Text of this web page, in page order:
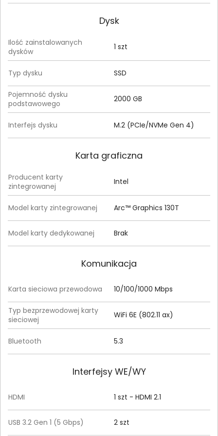
Dysk
Ilość zainstalowanych
dysków
1 szt
Typ dysku SSD
Pojemność dysku
podstawowego
2000 GB
Interfejs dysku M.2 (PCIe/NVMe Gen 4)
Karta graficzna
Producent karty
zintegrowanej
Intel
Model karty zintegrowanej Arc™ Graphics 130T
Model karty dedykowanej Brak
Komunikacja
Karta sieciowa przewodowa 10/100/1000 Mbps
Typ bezprzewodowej karty
sieciowej
WiFi 6E (802.11 ax)
Bluetooth 5.3
Interfejsy WE/WY
HDMI 1 szt - HDMI 2.1
USB 3.2 Gen 1 (5 Gbps) 2 szt